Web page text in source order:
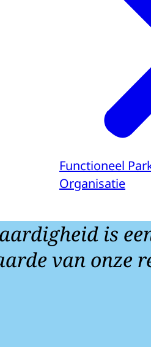
Functioneel
Organisatie
is
van onze